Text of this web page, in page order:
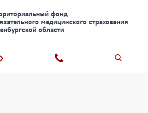
фонд
медицинского страхования
области